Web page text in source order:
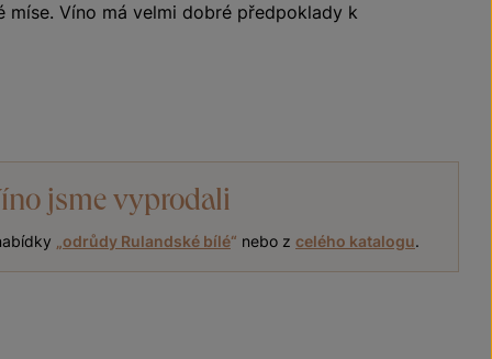
míse. Víno má velmi dobré předpoklady k
jsme vyprodali
odrůdy Rulandské bílé“ nebo z celého katalogu.